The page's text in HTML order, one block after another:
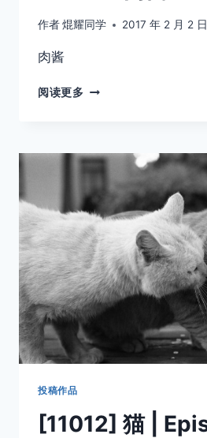
作者焜耀同学 2017 年 2 月 2 日
肉酱
阅读更多 [11188]
投稿作品
[11012] 猫 |